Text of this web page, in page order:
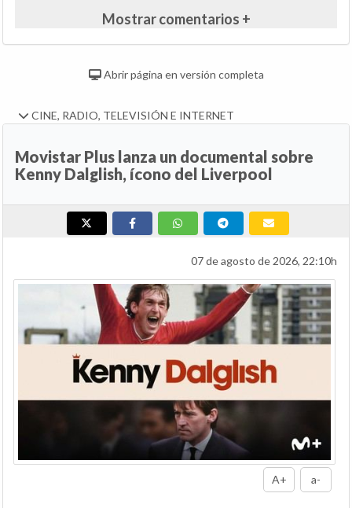
Mostrar comentarios +
Abrir página en versión completa
CINE, RADIO, TELEVISIÓN E INTERNET
Movistar Plus lanza un documental sobre
Kenny Dalglish, ícono del Liverpool
07 de agosto de 2026, 22:10h
A+ a-